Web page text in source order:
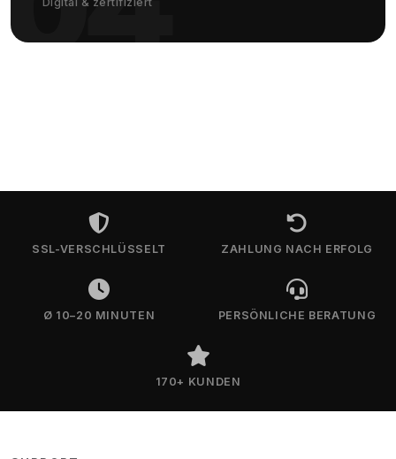
SSL-VERSCHLÜSSELT ZAHLUNG NACH ERFOLG
Ø 10–20 MINUTEN PERSÖNLICHE BERATUNG
170+ KUNDEN